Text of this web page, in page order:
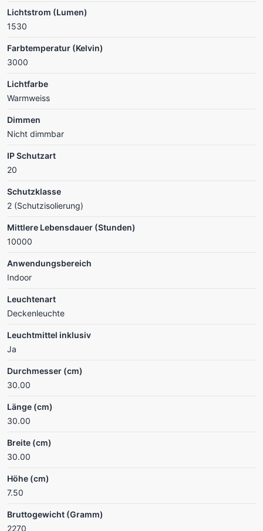
Lichtstrom (Lumen)
1530
Farbtemperatur (Kelvin)
3000
Lichtfarbe
Warmweiss
Dimmen
Nicht dimmbar
IP Schutzart
20
Schutzklasse
2 (Schutzisolierung)
Mittlere Lebensdauer (Stunden)
10000
Anwendungsbereich
Indoor
Leuchtenart
Deckenleuchte
Leuchtmittel inklusiv
Ja
Durchmesser (cm)
30.00
Länge (cm)
30.00
Breite (cm)
30.00
Höhe (cm)
7.50
Bruttogewicht (Gramm)
2270